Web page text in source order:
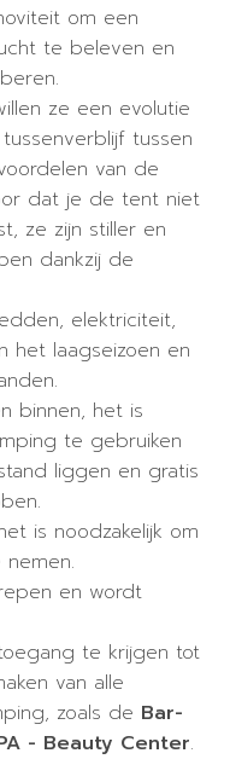
om een
te beleven en
ze een evolutie
tussen
van de
dat je de tent niet
ze zijn stiller en
dankzij de
elektriciteit,
het laagseizoen en
binnen, het is
te gebruiken
liggen en gratis
is noodzakelijk om
en wordt
te krijgen tot
van alle
zoals de Bar-
- Beauty Center.